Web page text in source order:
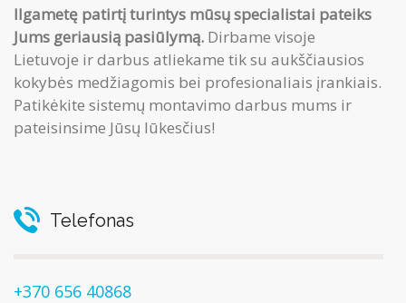
Ilgametę patirtį turintys mūsų specialistai pateiks
Jums geriausią pasiūlymą. Dirbame visoje
Lietuvoje ir darbus atliekame tik su aukščiausios
kokybės medžiagomis bei profesionaliais įrankiais.
Patikėkite sistemų montavimo darbus mums ir
pateisinsime Jūsų lūkesčius!
Telefonas
+370 656 40868